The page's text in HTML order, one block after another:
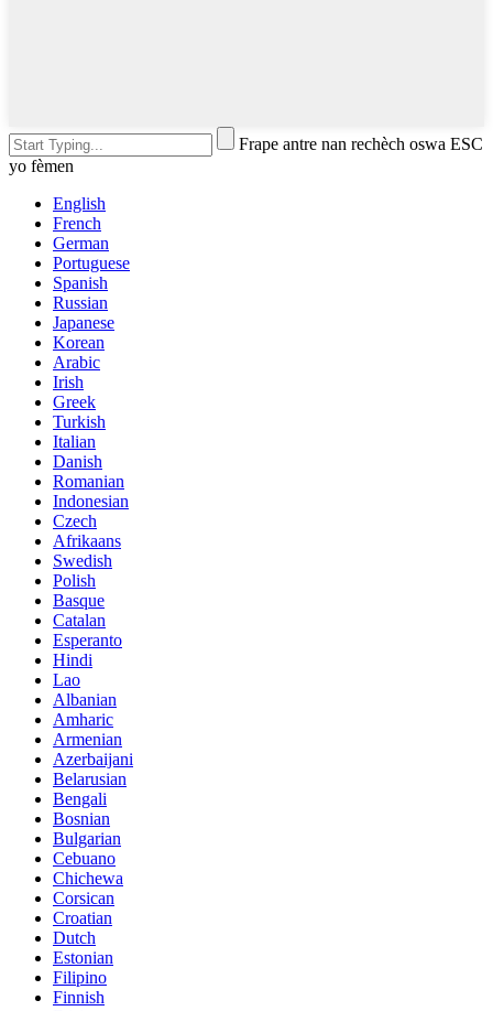
Frape antre nan rechèch oswa ESC
yo fèmen
English
French
German
Portuguese
Spanish
Russian
Japanese
Korean
Arabic
Irish
Greek
Turkish
Italian
Danish
Romanian
Indonesian
Czech
Afrikaans
Swedish
Polish
Basque
Catalan
Esperanto
Hindi
Lao
Albanian
Amharic
Armenian
Azerbaijani
Belarusian
Bengali
Bosnian
Bulgarian
Cebuano
Chichewa
Corsican
Croatian
Dutch
Estonian
Filipino
Finnish